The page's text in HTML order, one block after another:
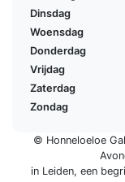
Dinsdag
Woensdag
Donderdag
Vrijdag
Zaterdag
Zondag
© Honneloeloe
in Leiden, een